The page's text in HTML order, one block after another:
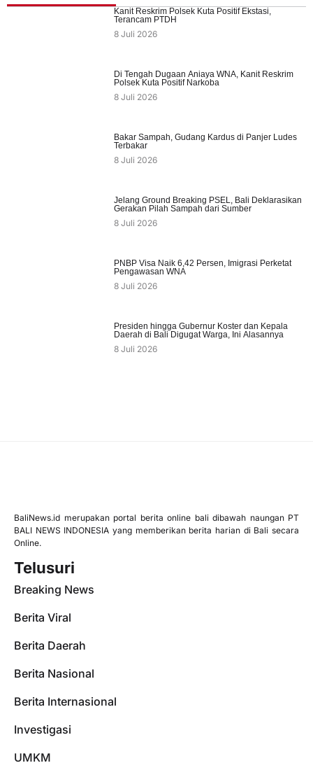
Kanit Reskrim Polsek Kuta Positif Ekstasi,
Terancam PTDH
8 Juli 2026
Di Tengah Dugaan Aniaya WNA, Kanit Reskrim
Polsek Kuta Positif Narkoba
8 Juli 2026
Bakar Sampah, Gudang Kardus di Panjer Ludes
Terbakar
8 Juli 2026
Jelang Ground Breaking PSEL, Bali Deklarasikan
Gerakan Pilah Sampah dari Sumber
8 Juli 2026
PNBP Visa Naik 6,42 Persen, Imigrasi Perketat
Pengawasan WNA
8 Juli 2026
Presiden hingga Gubernur Koster dan Kepala
Daerah di Bali Digugat Warga, Ini Alasannya
8 Juli 2026
BaliNews.id merupakan portal berita online bali dibawah naungan PT
BALI NEWS INDONESIA yang memberikan berita harian di Bali secara
Online.
Telusuri
Breaking News
Berita Viral
Berita Daerah
Berita Nasional
Berita Internasional
Investigasi
UMKM